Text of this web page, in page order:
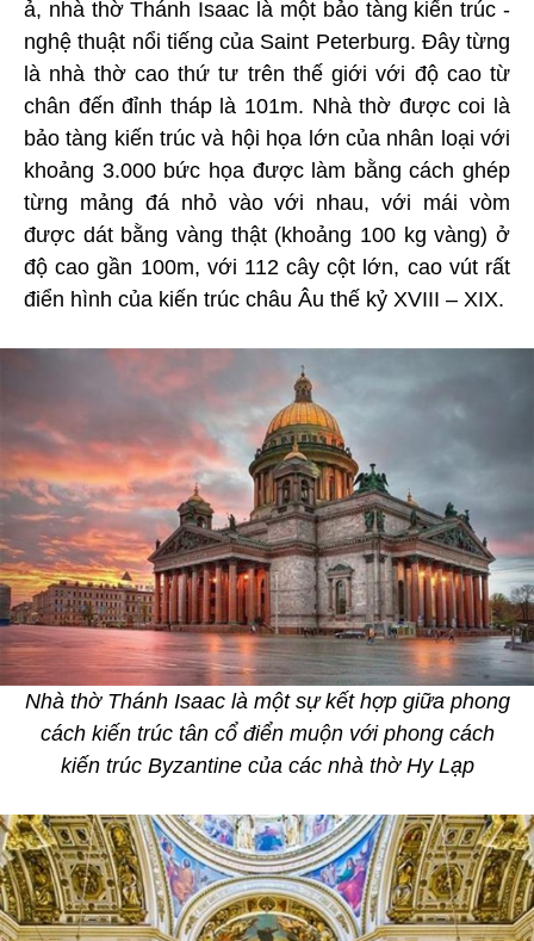
ả, nhà thờ Thánh Isaac là một bảo tàng kiến trúc -
nghệ thuật nổi tiếng của Saint Peterburg. Đây từng
là nhà thờ cao thứ tư trên thế giới với độ cao từ
chân đến đỉnh tháp là 101m. Nhà thờ được coi là
bảo tàng kiến trúc và hội họa lớn của nhân loại với
khoảng 3.000 bức họa được làm bằng cách ghép
từng mảng đá nhỏ vào với nhau, với mái vòm
được dát bằng vàng thật (khoảng 100 kg vàng) ở
độ cao gần 100m, với 112 cây cột lớn, cao vút rất
điển hình của kiến trúc châu Âu thế kỷ XVIII – XIX.
Nhà thờ Thánh Isaac là một sự kết hợp giữa phong
cách kiến trúc tân cổ điển muộn với phong cách
kiến trúc Byzantine của các nhà thờ Hy Lạp